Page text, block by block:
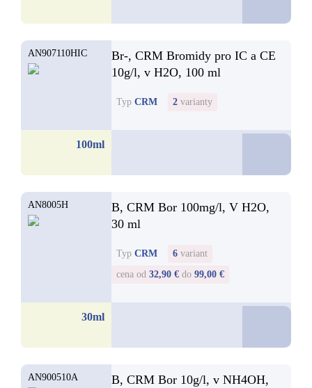
AN907110HIC
Br-, CRM Bromidy pro IC a CE
10g/l, v H2O, 100 ml
Typ CRM 2 varianty
100ml
AN8005H
B, CRM Bor 100mg/l, V H2O,
30 ml
Typ CRM 6 variant
cena od 32,90 € do 99,00 €
30ml
AN900510A
B, CRM Bor 10g/l, v NH4OH,